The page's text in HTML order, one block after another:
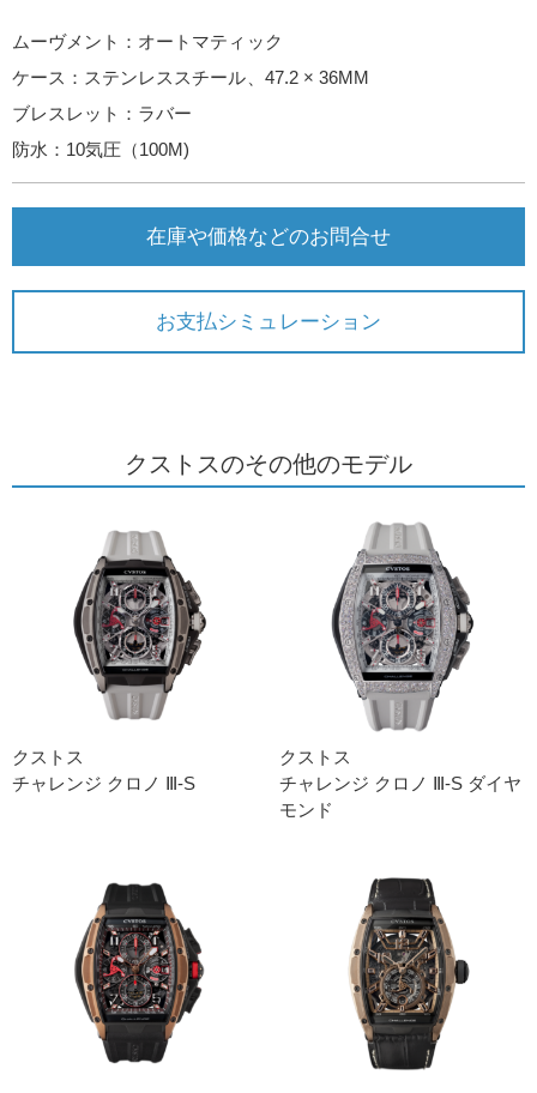
ムーヴメント：オートマティック
ケース：ステンレススチール、47.2 × 36MM
ブレスレット：ラバー
防水：10気圧（100M)
在庫や価格などのお問合せ
お支払シミュレーション
クストスのその他のモデル
クストス
チャレンジ クロノ Ⅲ-S
クストス
チャレンジ クロノ Ⅲ-S ダイヤ
モンド